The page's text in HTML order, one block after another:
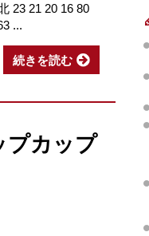
21 20 16 80
...
続きを読む
プカップ